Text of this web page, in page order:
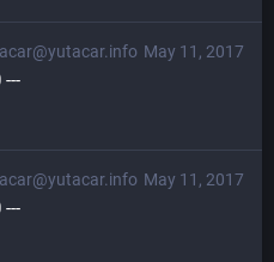
May 11, 2017
May 11, 2017